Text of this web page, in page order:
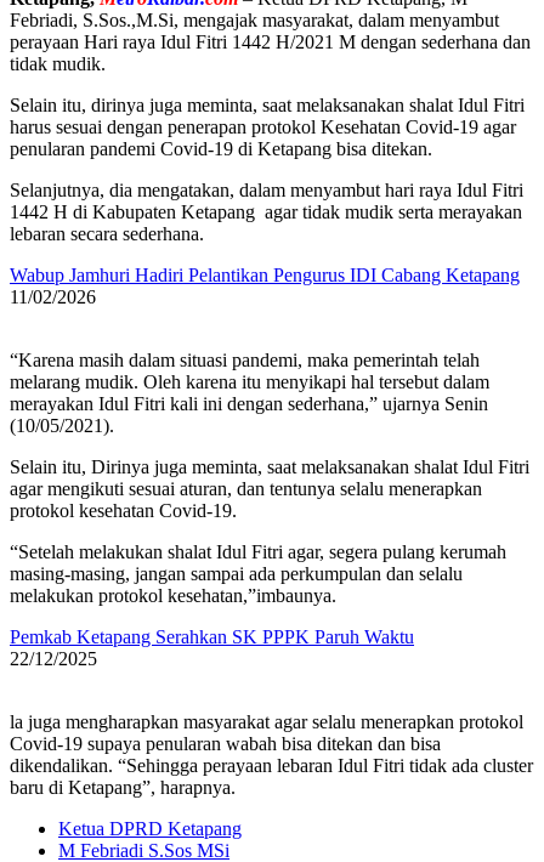
Febriadi, S.Sos.,M.Si, mengajak masyarakat, dalam menyambut
perayaan Hari raya Idul Fitri 1442 H/2021 M dengan sederhana dan
tidak mudik.
Selain itu, dirinya juga meminta, saat melaksanakan shalat Idul Fitri
harus sesuai dengan penerapan protokol Kesehatan Covid-19 agar
penularan pandemi Covid-19 di Ketapang bisa ditekan.
Selanjutnya, dia mengatakan, dalam menyambut hari raya Idul Fitri
1442 H di Kabupaten Ketapang agar tidak mudik serta merayakan
lebaran secara sederhana.
Wabup Jamhuri Hadiri Pelantikan Pengurus IDI Cabang Ketapang
11/02/2026
“Karena masih dalam situasi pandemi, maka pemerintah telah
melarang mudik. Oleh karena itu menyikapi hal tersebut dalam
merayakan Idul Fitri kali ini dengan sederhana,” ujarnya Senin
(10/05/2021).
Selain itu, Dirinya juga meminta, saat melaksanakan shalat Idul Fitri
agar mengikuti sesuai aturan, dan tentunya selalu menerapkan
protokol kesehatan Covid-19.
“Setelah melakukan shalat Idul Fitri agar, segera pulang kerumah
masing-masing, jangan sampai ada perkumpulan dan selalu
melakukan protokol kesehatan,”imbaunya.
Pemkab Ketapang Serahkan SK PPPK Paruh Waktu
22/12/2025
la juga mengharapkan masyarakat agar selalu menerapkan protokol
Covid-19 supaya penularan wabah bisa ditekan dan bisa
dikendalikan. “Sehingga perayaan lebaran Idul Fitri tidak ada cluster
baru di Ketapang”, harapnya.
Ketua DPRD Ketapang
M Febriadi S.Sos MSi